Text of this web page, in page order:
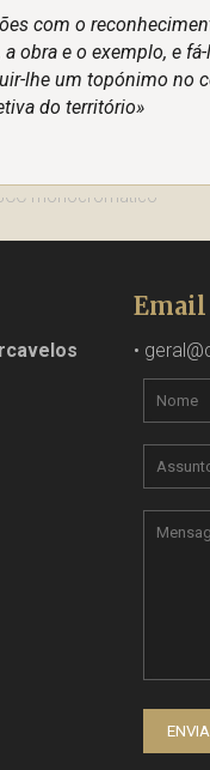
com o
obra e o exemplo, e
lhe um topónimo no
do território»
Email
•